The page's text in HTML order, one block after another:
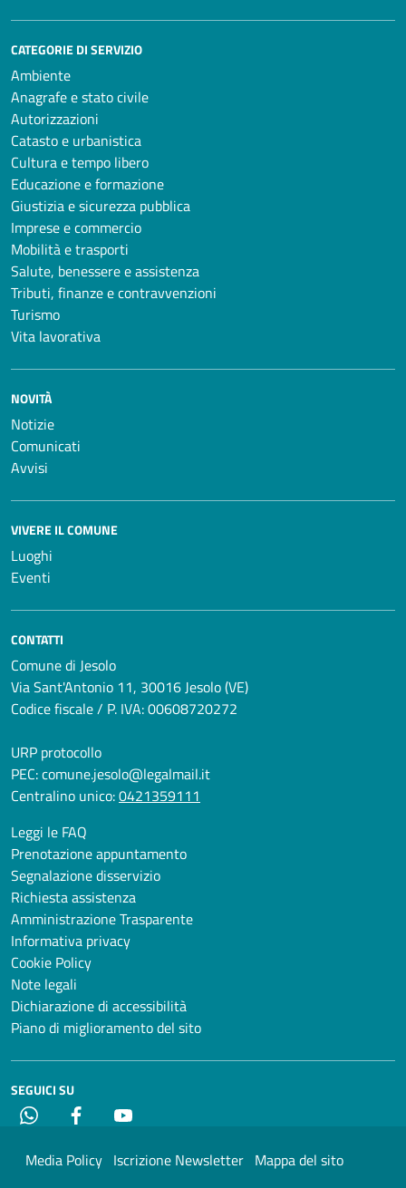
CATEGORIE DI SERVIZIO
Ambiente
Anagrafe e stato civile
Autorizzazioni
Catasto e urbanistica
Cultura e tempo libero
Educazione e formazione
Giustizia e sicurezza pubblica
Imprese e commercio
Mobilità e trasporti
Salute, benessere e assistenza
Tributi, finanze e contravvenzioni
Turismo
Vita lavorativa
NOVITÀ
Notizie
Comunicati
Avvisi
VIVERE IL COMUNE
Luoghi
Eventi
CONTATTI
Comune di Jesolo
Via Sant'Antonio 11, 30016 Jesolo (VE)
Codice fiscale / P. IVA: 00608720272
URP protocollo
PEC:comune.jesolo@legalmail.it
Centralino unico:0421359111
Leggi le FAQ
Prenotazione appuntamento
Segnalazione disservizio
Richiesta assistenza
Amministrazione Trasparente
Informativa privacy
Cookie Policy
Note legali
Dichiarazione di accessibilità
Piano di miglioramento del sito
SEGUICI SU
Whatsapp Facebook
Media Policy Iscrizione Newsletter Mappa del sito